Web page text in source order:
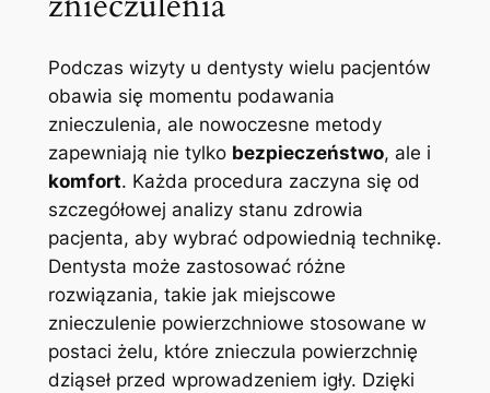
Podczas ​wizyty u dentysty wielu pacjentów
obawia się momentu podawania
znieczulenia, ale nowoczesne metody⁢
zapewniają nie⁢ tylko bezpieczeństwo, ale i
komfort. Każda procedura zaczyna się od
szczegółowej analizy stanu‍ zdrowia
pacjenta, aby wybrać odpowiednią technikę.
⁤Dentysta może zastosować różne
rozwiązania, takie jak miejscowe
znieczulenie powierzchniowe stosowane w
postaci żelu, które znieczula powierzchnię
dziąseł przed wprowadzeniem igły. Dzięki